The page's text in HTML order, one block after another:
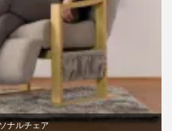
ナルチェア